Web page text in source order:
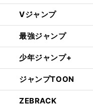
Vジャンプ
最強ジャンプ
少年ジャンプ+
ジャンプTOON
ZEBRACK